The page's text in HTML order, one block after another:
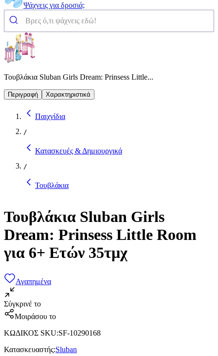
Ψάχνεις για δροσιά;
Τουβλάκια Sluban Girls Dream: Prinsess Little...
Περιγραφή Χαρακτηριστικά
Παιχνίδια
/
Κατασκευές & Δημιουργικά
/
Τουβλάκια
Τουβλάκια Sluban Girls
Dream: Prinsess Little Room
για 6+ Ετών 35τμχ
Αγαπημένα
Σύγκρινέ το
Μοιράσου το
ΚΩΔΙΚΟΣ SKU:SF-10290168
Κατασκευαστής:Sluban